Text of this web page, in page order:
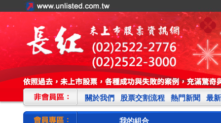
關於我們 股票交割流程 熱門新聞 最
我的組合